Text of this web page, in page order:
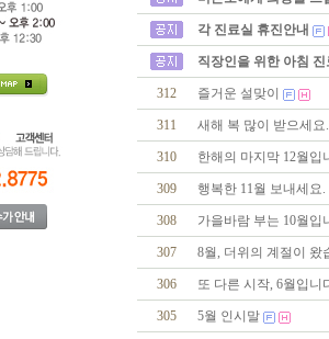
각 진료실 휴진안내
직장인을 위한 아침
312 즐거운 설맞이
311 새해 복 많이 받으세요.
310 한해의 마지막 12월입
309 행복한 11월 보내세요.
308 가을바람 부는 10월입
307 8월, 더위의 계절이 왔
306 또 다른 시작, 6월입니
305 5월 인시말